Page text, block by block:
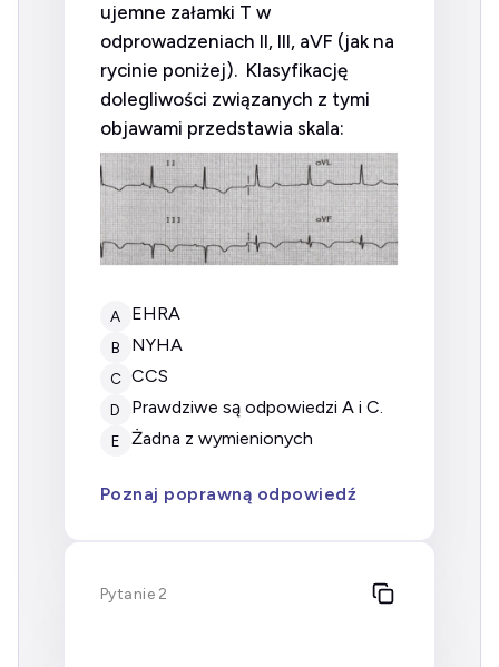
ujemne załamki T w
odprowadzeniach II, III, aVF (jak na
rycinie poniżej). Klasyfikację
dolegliwości związanych z tymi
objawami przedstawia skala:
A EHRA
B NYHA
C CCS
D prawdziwe są odpowiedzi A i C.
E żadna z wymienionych
Poznaj poprawną odpowiedź
Pytanie 2